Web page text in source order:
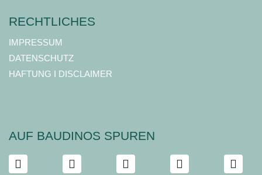
RECHTLICHES
IMPRESSUM
DATENSCHUTZ
HAFTUNG I DISCLAIMER
AUF BAUDINOS SPUREN